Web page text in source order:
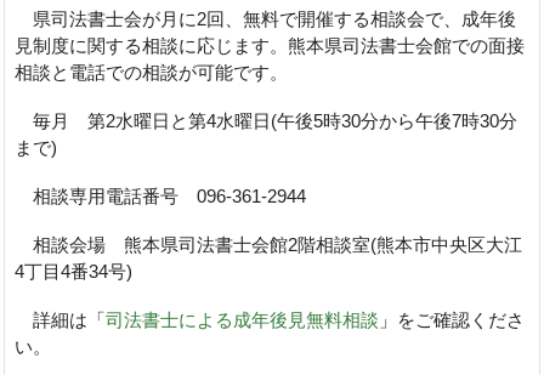
県司法書士会が月に2回、無料で開催する相談会で、成年後
見制度に関する相談に応じます。熊本県司法書士会館での面接
相談と電話での相談が可能です。
毎月 第2水曜日と第4水曜日(午後5時30分から午後7時30分
まで)
相談専用電話番号 096-361-2944
相談会場 熊本県司法書士会館2階相談室(熊本市中央区大江
4丁目4番34号)
詳細は「司法書士による成年後見無料相談 」をご確認くださ
い。